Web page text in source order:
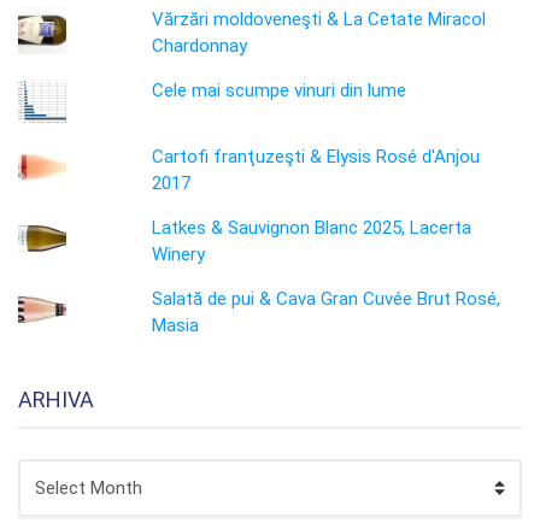
Vărzări moldoveneşti & La Cetate Miracol
Chardonnay
Cele mai scumpe vinuri din lume
Cartofi franţuzeşti & Elysis Rosé d'Anjou
2017
Latkes & Sauvignon Blanc 2025, Lacerta
Winery
Salată de pui & Cava Gran Cuvée Brut Rosé,
Masia
ARHIVA